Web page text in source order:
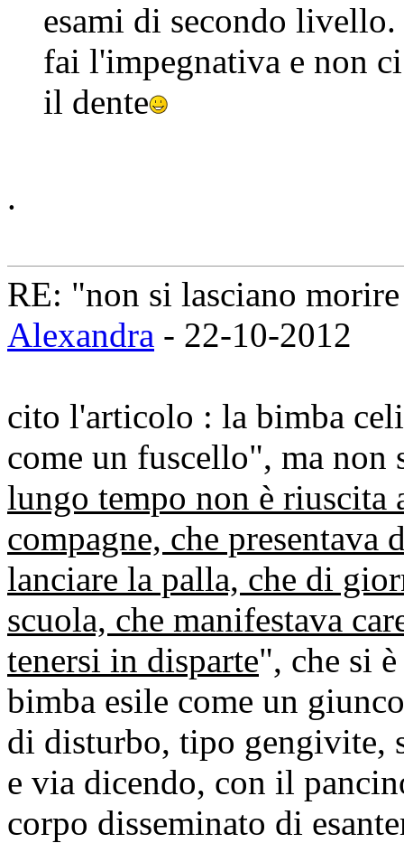
esami di secondo
fai l'impegnativa e non
il dente
.
RE: "non si lasciano
Alexandra - 22-10-2012
cito l'articolo : la bimba
come un fuscello", ma non
lungo tempo non è riuscita
compagne, che
lanciare la palla, che di
scuola, che manifestava
tenersi in disparte", che si
bimba esile come un
di disturbo, tipo gengivite,
e via dicendo, con il
corpo disseminato di